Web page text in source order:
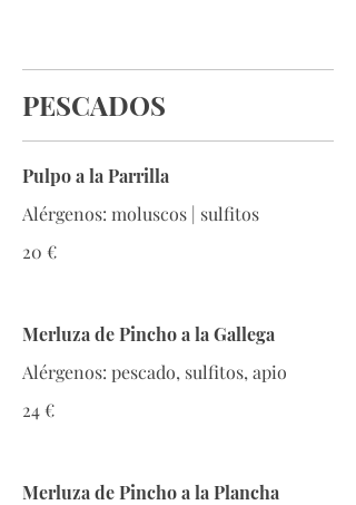
PESCADOS
Pulpo a la Parrilla
Alérgenos: moluscos | sulfitos
20 €
Merluza de Pincho a la Gallega
Alérgenos: pescado, sulfitos, apio
24 €
Merluza de Pincho a la Plancha